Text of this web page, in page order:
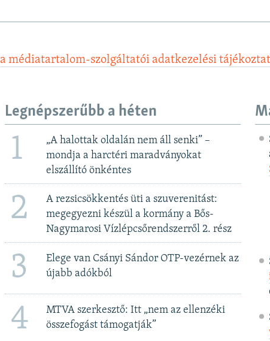
a médiatartalom-szolgáltatói adatkezelési
Legnépszerűbb a héten
1
„A halottak oldalán nem áll senki” –
mondja a harctéri maradványokat
elszállító önkéntes
2
A rezsicsökkentés üti a szuverenitást:
megegyezni készül a kormány a Bős-
Nagymarosi Vízlépcsőrendszerről 2. rész
3
Elege van Csányi Sándor OTP-vezérnek az
újabb adókból
4
MTVA szerkesztő: Itt „nem az ellenzéki
összefogást támogatják”